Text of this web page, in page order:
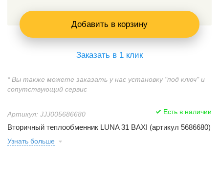
Артикул: JJJ005686680 Есть в наличии
Вторичный теплообменник LUNA 31 BAXI (артикул 5686680)
Узнать больше
Добавить в корзину
Заказать в 1 клик
* Вы также можете заказать у нас установку "под ключ" и
сопутствующий сервис